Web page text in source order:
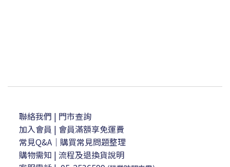
聯絡我們 | 門市查詢
加入會員 | 會員滿額享免運費
常見Q&A｜購買常見問題整理
購物需知 | 流程及退換貨說明